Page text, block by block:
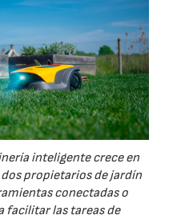
inteligente crece en
propietarios de jardín
conectadas o
facilitar las tareas de